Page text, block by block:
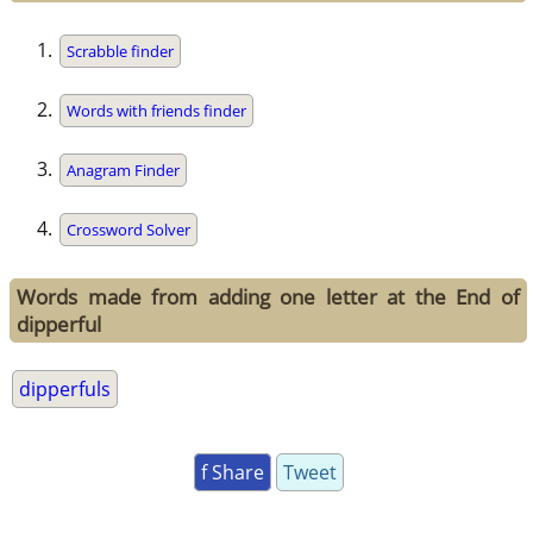
Scrabble finder
Words with friends finder
Anagram Finder
Crossword Solver
Words made from adding one letter at the End of
dipperful
dipperfuls
f Share Tweet